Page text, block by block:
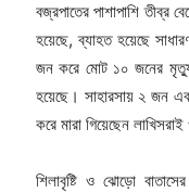
বজ্রপাতের পাশাপাশি তীব্র
হয়েছে, ব্যাহত হয়েছে
জন করে মোট ১০ জনের
হয়েছে। সাহারসায় ২ জন
করে মারা গিয়েছেন
শিলাবৃষ্টি ও ঝোড়ো